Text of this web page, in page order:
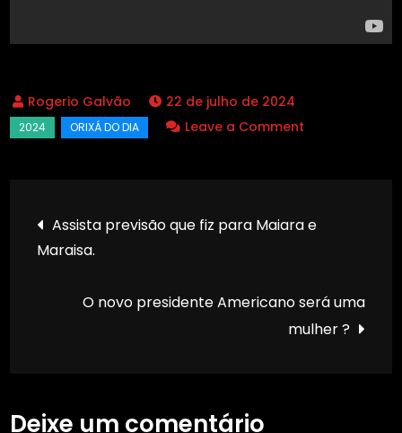
22 de julho de 2024
Leave a Comment
Oxalá
axé,
seu
Navegação
de
Post
Assista previsão que fiz para Maiara e
Maraisa.
O novo presidente Americano será uma
mulher ?
Deixe um comentário